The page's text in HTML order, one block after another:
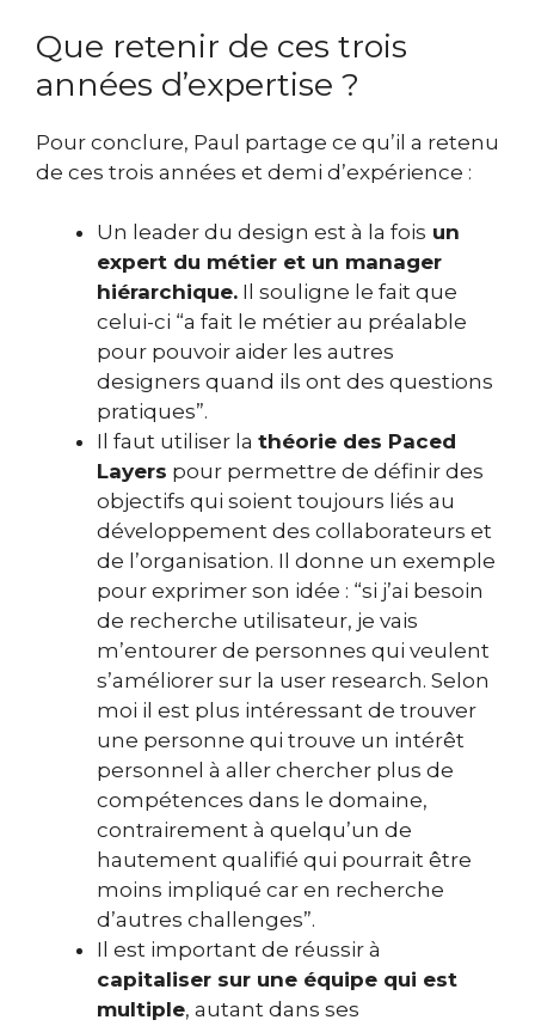
Que retenir de ces trois
années d’expertise ?
Pour conclure, Paul partage ce qu’il a retenu
de ces trois années et demi d’expérience :
Un leader du design est à la fois un
expert du métier et un manager
hiérarchique. Il souligne le fait que
celui-ci “a fait le métier au préalable
pour pouvoir aider les autres
designers quand ils ont des questions
pratiques”.
Il faut utiliser la théorie des Paced
Layers pour permettre de définir des
objectifs qui soient toujours liés au
développement des collaborateurs et
de l’organisation. Il donne un exemple
pour exprimer son idée : “si j’ai besoin
de recherche utilisateur, je vais
m’entourer de personnes qui veulent
s’améliorer sur la user research. Selon
moi il est plus intéressant de trouver
une personne qui trouve un intérêt
personnel à aller chercher plus de
compétences dans le domaine,
contrairement à quelqu’un de
hautement qualifié qui pourrait être
moins impliqué car en recherche
d’autres challenges”.
Il est important de réussir à
capitaliser sur une équipe qui est
multiple, autant dans ses